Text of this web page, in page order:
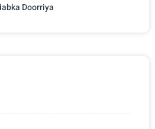
Doorriya